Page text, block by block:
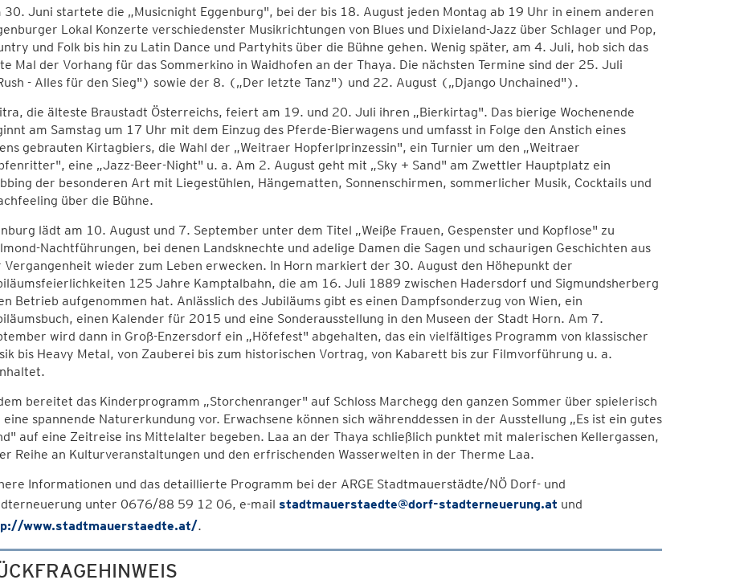
30. Juni startete die „Musicnight Eggenburg", bei der bis 18. August jeden Montag ab 19 Uhr in einem anderen
Lokal Konzerte verschiedenster Musikrichtungen von Blues und Dixieland-Jazz über Schlager und Pop,
und Folk bis hin zu Latin Dance und Partyhits über die Bühne gehen. Wenig später, am 4. Juli, hob sich das
Mal der Vorhang für das Sommerkino in Waidhofen an der Thaya. Die nächsten Termine sind der 25. Juli
- Alles für den Sieg") sowie der 8. („Der letzte Tanz") und 22. August („Django Unchained").
die älteste Braustadt Österreichs, feiert am 19. und 20. Juli ihren „Bierkirtag". Das bierige Wochenende
am Samstag um 17 Uhr mit dem Einzug des Pferde-Bierwagens und umfasst in Folge den Anstich eines
gebrauten Kirtagbiers, die Wahl der „Weitraer Hopferlprinzessin", ein Turnier um den „Weitraer
eine „Jazz-Beer-Night" u. a. Am 2. August geht mit „Sky + Sand" am Zwettler Hauptplatz ein
der besonderen Art mit Liegestühlen, Hängematten, Sonnenschirmen, sommerlicher Musik, Cocktails und
über die Bühne.
lädt am 10. August und 7. September unter dem Titel „Weiße Frauen, Gespenster und Kopflose" zu
Nachtführungen, bei denen Landsknechte und adelige Damen die Sagen und schaurigen Geschichten aus
Vergangenheit wieder zum Leben erwecken. In Horn markiert der 30. August den Höhepunkt der
125 Jahre Kamptalbahn, die am 16. Juli 1889 zwischen Hadersdorf und Sigmundsherberg
Betrieb aufgenommen hat. Anlässlich des Jubiläums gibt es einen Dampfsonderzug von Wien, ein
einen Kalender für 2015 und eine Sonderausstellung in den Museen der Stadt Horn. Am 7.
wird dann in Groß-Enzersdorf ein „Höfefest" abgehalten, das ein vielfältiges Programm von klassischer
bis Heavy Metal, von Zauberei bis zum historischen Vortrag, von Kabarett bis zur Filmvorführung u. a.
bereitet das Kinderprogramm „Storchenranger" auf Schloss Marchegg den ganzen Sommer über spielerisch
eine spannende Naturerkundung vor. Erwachsene können sich währenddessen in der Ausstellung „Es ist ein gutes
auf eine Zeitreise ins Mittelalter begeben. Laa an der Thaya schließlich punktet mit malerischen Kellergassen,
Reihe an Kulturveranstaltungen und den erfrischenden Wasserwelten in der Therme Laa.
Informationen und das detaillierte Programm bei der ARGE Stadtmauerstädte/NÖ Dorf- und
unter 0676/88 59 12 06, e-mail stadtmauerstaedte@dorf-stadterneuerung.at und
www.stadtmauerstaedte.at/.